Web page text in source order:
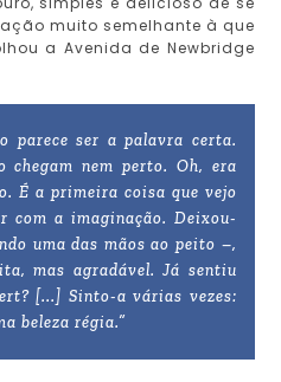
muito semelhante à que
a Avenida de Newbridge
parece ser a palavra certa.
chegam nem perto. Oh, era
É a primeira coisa que vejo
com a imaginação. Deixou-
uma das mãos ao peito –,
mas agradável. Já sentiu
[...] Sinto-a várias vezes:
beleza régia.”